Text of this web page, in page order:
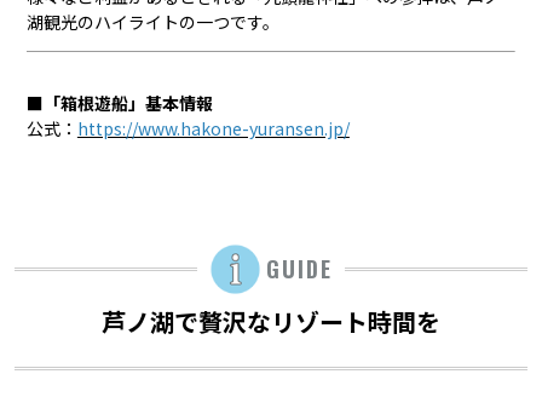
湖観光のハイライトの一つです。
■「箱根遊船」基本情報
公式： https://www.hakone-yuransen.jp/
GUIDE
芦ノ湖で贅沢なリゾート時間を